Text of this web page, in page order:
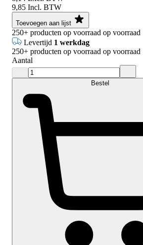
9,85 Incl. BTW
Toevoegen aan lijst
250+ producten op voorraad op voorraad
Levertijd 1 werkdag
250+ producten op voorraad op voorraad
Aantal
Bestel